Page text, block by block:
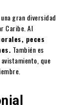
gran diversidad
Caribe. Al
peces
También es
que